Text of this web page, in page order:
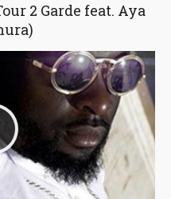
2 Garde feat. Aya